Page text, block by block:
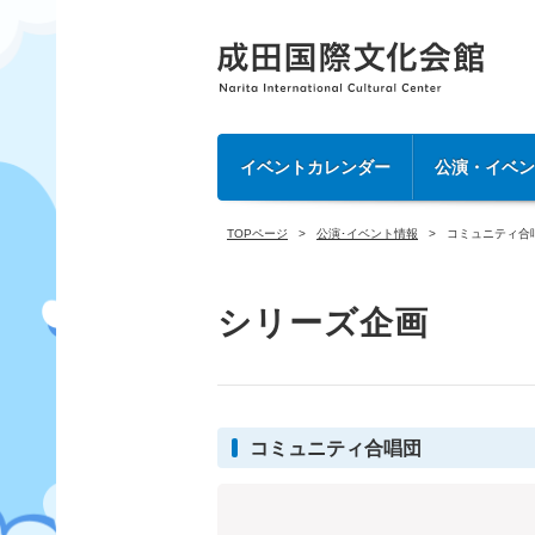
イベントカレンダー 公演・イベ
TOPページ 公演･イベント情報 コミュニティ合
シリーズ企画
コミュニティ合唱団